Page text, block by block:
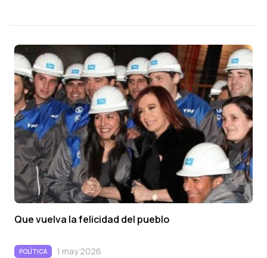
Que vuelva la felicidad del pueblo
POLÍTICA 1 may 2026